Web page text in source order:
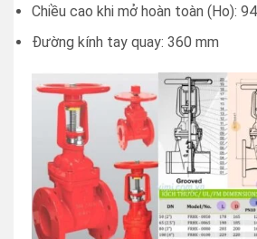
Chiều cao khi mở hoàn toàn (Ho):
Đường kính tay quay: 360 mm